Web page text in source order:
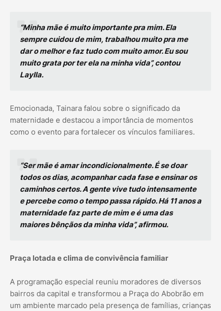
“Minha mãe é muito importante pra mim. Ela
sempre cuidou de mim, trabalhou muito pra me
dar o melhor e faz tudo com muito amor. Eu sou
muito grata por ter ela na minha vida”, contou
Laylla.
Emocionada, Tainara falou sobre o significado da
maternidade e destacou a importância de momentos
como o evento para fortalecer os vínculos familiares.
“Ser mãe é amar incondicionalmente. É se doar
todos os dias, acompanhar cada fase e ensinar os
caminhos certos. A gente vive tudo intensamente
e percebe como o tempo passa rápido. Há 11 anos a
maternidade faz parte de mim e é uma das
maiores bênçãos da minha vida”, afirmou.
Praça lotada e clima de convivência familiar
A programação especial reuniu moradores de diversos
bairros da capital e transformou a Praça do Abobrão em
um ambiente marcado pela presença de famílias, crianças